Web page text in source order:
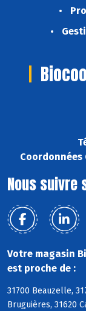
Coordonnées
Nous suivre
Votre magasin
est proche de :
31700 Beauzelle,
Bruguières, 31620